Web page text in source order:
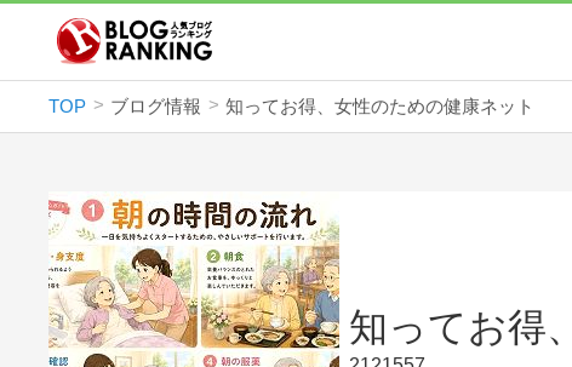
TOP ブログ情報 知ってお得、女性のための健康ネット
知ってお得